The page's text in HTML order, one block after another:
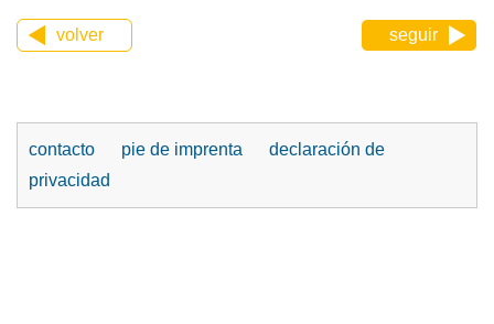
volver seguir
contacto pie de imprenta
declaración de
privacidad